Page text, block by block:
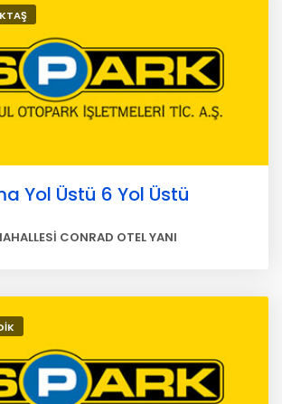
Yol Üstü 6 Yol Üstü
CONRAD OTEL YANI